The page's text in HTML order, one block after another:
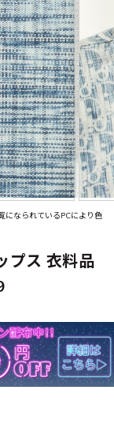
になられているPCにより色
プス 衣料品